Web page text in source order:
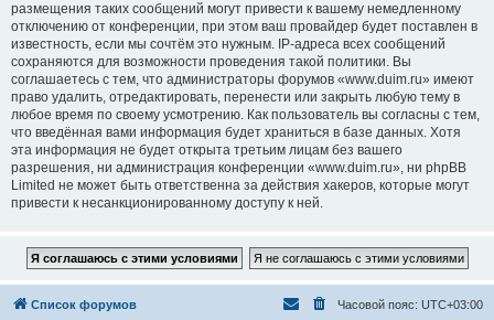
размещения таких сообщений могут привести к вашему немедленному
отключению от конференции, при этом ваш провайдер будет поставлен в
известность, если мы сочтём это нужным. IP-адреса всех сообщений
сохраняются для возможности проведения такой политики. Вы
соглашаетесь с тем, что администраторы форумов «www.duim.ru» имеют
право удалить, отредактировать, перенести или закрыть любую тему в
любое время по своему усмотрению. Как пользователь вы согласны с тем,
что введённая вами информация будет храниться в базе данных. Хотя
эта информация не будет открыта третьим лицам без вашего
разрешения, ни администрация конференции «www.duim.ru», ни phpBB
Limited не может быть ответственна за действия хакеров, которые могут
привести к несанкционированному доступу к ней.
Список форумов Часовой пояс: UTC+03:00